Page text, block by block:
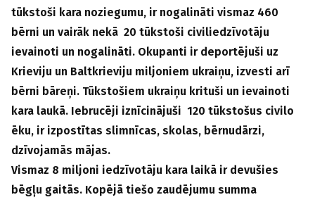
tūkstoši kara noziegumu, ir nogalināti vismaz 460
bērni un vairāk nekā 20 tūkstoši civiliedzīvotāju
ievainoti un nogalināti. Okupanti ir deportējuši uz
Krieviju un Baltkrieviju miljoniem ukraiņu, izvesti arī
bērni bāreņi. Tūkstošiem ukraiņu krituši un ievainoti
kara laukā. Iebrucēji iznīcinājuši 120 tūkstošus civilo
ēku, ir izpostītas slimnīcas, skolas, bērnudārzi,
dzīvojamās mājas.
Vismaz 8 miljoni iedzīvotāju kara laikā ir devušies
bēgļu gaitās. Kopējā tiešo zaudējumu summa